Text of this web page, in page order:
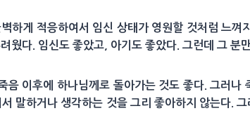
하게 적응하여서 임신 상태가 영원할 것처럼 느
웠다. 임신도 좋았고, 아기도 좋았다. 그런데 그 분
이후에 하나님께로 돌아가는 것도 좋다. 그러
말하거나 생각하는 것을 그리 좋아하지 않는다.